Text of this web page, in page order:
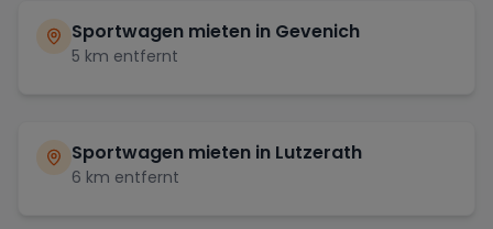
Sportwagen mieten in Gevenich
5 km entfernt
Sportwagen mieten in Lutzerath
6 km entfernt